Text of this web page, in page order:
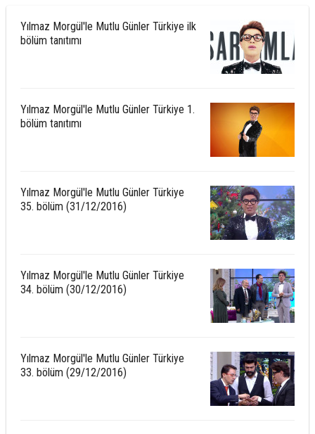
Yılmaz Morgül'le Mutlu Günler Türkiye ilk
bölüm tanıtımı
Yılmaz Morgül'le Mutlu Günler Türkiye 1.
bölüm tanıtımı
Yılmaz Morgül'le Mutlu Günler Türkiye
35. bölüm (31/12/2016)
Yılmaz Morgül'le Mutlu Günler Türkiye
34. bölüm (30/12/2016)
Yılmaz Morgül'le Mutlu Günler Türkiye
33. bölüm (29/12/2016)